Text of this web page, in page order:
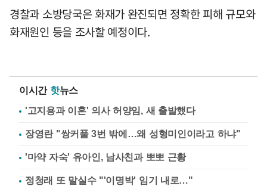
경찰과 소방당국은 화재가 완진되면 정확한 피해 규모와
화재원인 등을 조사할 예정이다.
이시간 핫뉴스
'고지용과 이혼' 의사 허양임, 새 출발했다
장영란 "쌍커풀 3번 밖에…왜 성형미인이라고 하냐"
'마약 자숙' 유아인, 남사친과 뽀뽀 근황
정청래 또 말실수 "'이명박' 임기 내로…"